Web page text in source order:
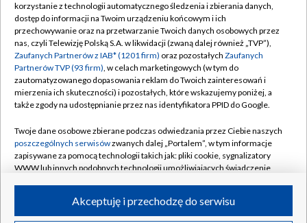
TVP
Abonament TVP
Emisja w TVP
Centrum informacji TVP
Naziemna Telewizja Cyfrowa
Rada Programowa
System NOS
Informacje o nadawcy
Program dla prasy
Regulamin TVP
Polityka prywatności
Moje zgody
Pomoc
Kontakt
Kanały
korzystanie z technologii automatycznego śledzenia i zbierania danych,
dostęp do informacji na Twoim urządzeniu końcowym i ich
przechowywanie oraz na przetwarzanie Twoich danych osobowych przez
nas, czyli Telewizję Polską S.A. w likwidacji (zwaną dalej również „TVP”),
Zaufanych Partnerów z IAB* (1201 firm) oraz pozostałych Zaufanych
Partnerów TVP (93 firm), w celach marketingowych (w tym do
zautomatyzowanego dopasowania reklam do Twoich zainteresowań i
mierzenia ich skuteczności) i pozostałych, które wskazujemy poniżej, a
także zgody na udostępnianie przez nas identyfikatora PPID do Google.
Twoje dane osobowe zbierane podczas odwiedzania przez Ciebie naszych
poszczególnych serwisówzwanych dalej „Portalem”, w tym informacje
zapisywane za pomocą technologii takich jak: pliki cookie, sygnalizatory
WWW lub innych podobnych technologii umożliwiających świadczenie
ruchu w Internecie.Akceptuję i przechodzę do serwisu